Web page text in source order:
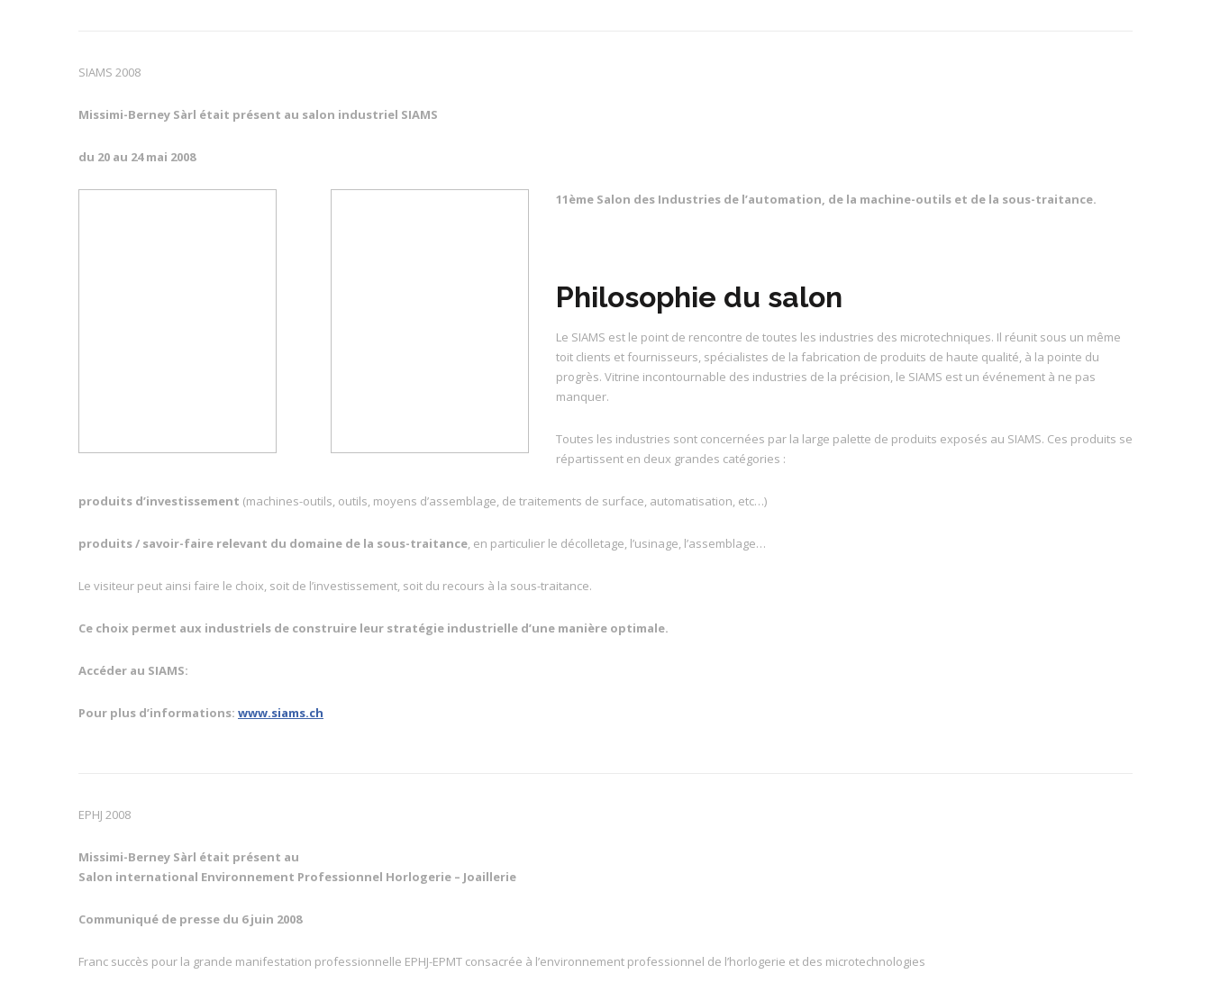
SIAMS 2008
Missimi-Berney Sàrl était présent au salon industriel SIAMS
du 20 au 24 mai 2008
11ème Salon des Industries de l’automation, de la machine-outils et de la sous-traitance.
Philosophie du salon
Le SIAMS est le point de rencontre de toutes les industries des microtechniques. Il réunit sous un même
toit clients et fournisseurs, spécialistes de la fabrication de produits de haute qualité, à la pointe du
progrès. Vitrine incontournable des industries de la précision, le SIAMS est un événement à ne pas
manquer.
Toutes les industries sont concernées par la large palette de produits exposés au SIAMS. Ces produits se
répartissent en deux grandes catégories :
produits d’investissement (machines-outils, outils, moyens d’assemblage, de traitements de surface, automatisation, etc…)
produits / savoir-faire relevant du domaine de la sous-traitance, en particulier le décolletage, l’usinage, l’assemblage…
Le visiteur peut ainsi faire le choix, soit de l’investissement, soit du recours à la sous-traitance.
Ce choix permet aux industriels de construire leur stratégie industrielle d’une manière optimale.
Accéder au SIAMS:
Pour plus d’informations: www.siams.ch
EPHJ 2008
Missimi-Berney Sàrl était présent au
Salon international Environnement Professionnel Horlogerie – Joaillerie
Communiqué de presse du 6 juin 2008
Franc succès pour la grande manifestation professionnelle EPHJ-EPMT consacrée à l’environnement professionnel de l’horlogerie et des microtechnologies